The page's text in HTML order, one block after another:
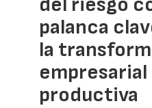
palanca
la
empresarial
productiva